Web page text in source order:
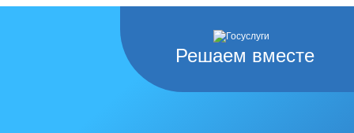
Решаем вместе